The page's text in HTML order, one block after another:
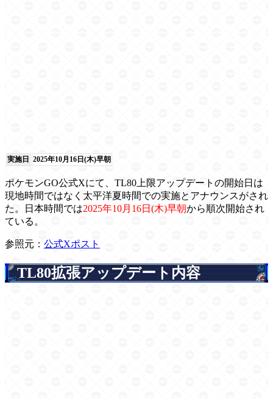
実施日 2025年10月16日(木)早朝
ポケモンGO公式Xにて、TL80上限アップデートの開始日は
現地時間ではなく太平洋夏時間での実施とアナウンスがされ
た。日本時間では2025年10月16日(木)早朝から順次開始され
ている。
参照元： 公式Xポスト
TL80拡張アップデート内容